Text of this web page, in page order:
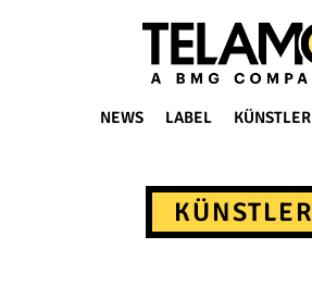
TELAMO
NEWS LABEL KÜNSTLER
KÜNSTLER